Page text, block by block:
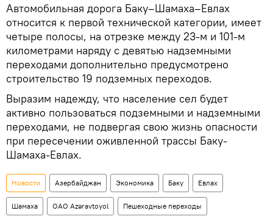
Автомобильная дорога Баку–Шамаха–Евлах
относится к первой технической категории, имеет
четыре полосы, на отрезке между 23-м и 101-м
километрами наряду с девятью надземными
переходами дополнительно предусмотрено
строительство 19 подземных переходов.
Выразим надежду, что население сел будет
активно пользоваться подземными и надземными
переходами, не подвергая свою жизнь опасности
при пересечении оживленной трассы Баку-
Шамаха-Евлах.
Новости Азербайджан Экономика Баку Евлах
Шамаха ОАО Azəravtoyol Пешеходные переходы